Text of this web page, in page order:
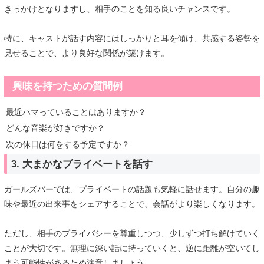
きっかけとなりますし、相手のことを知る良いチャンスです。
特に、キャストが話す内容にはしっかりと耳を傾け、共感する姿勢を
見せることで、より良好な関係が築けます。
興味を持つための質問例
最近ハマっていることはありますか？
どんな音楽が好きですか？
次の休日は何をする予定ですか？
3. 大まかなプライベートを話す
ガールズバーでは、プライベートの話題も気軽に話せます。自分の趣
味や最近の出来事をシェアすることで、会話がより楽しくなります。
ただし、相手のプライバシーを尊重しつつ、少しずつ打ち解けていく
ことが大切です。無理に深い話に持っていくと、逆に距離が空いてし